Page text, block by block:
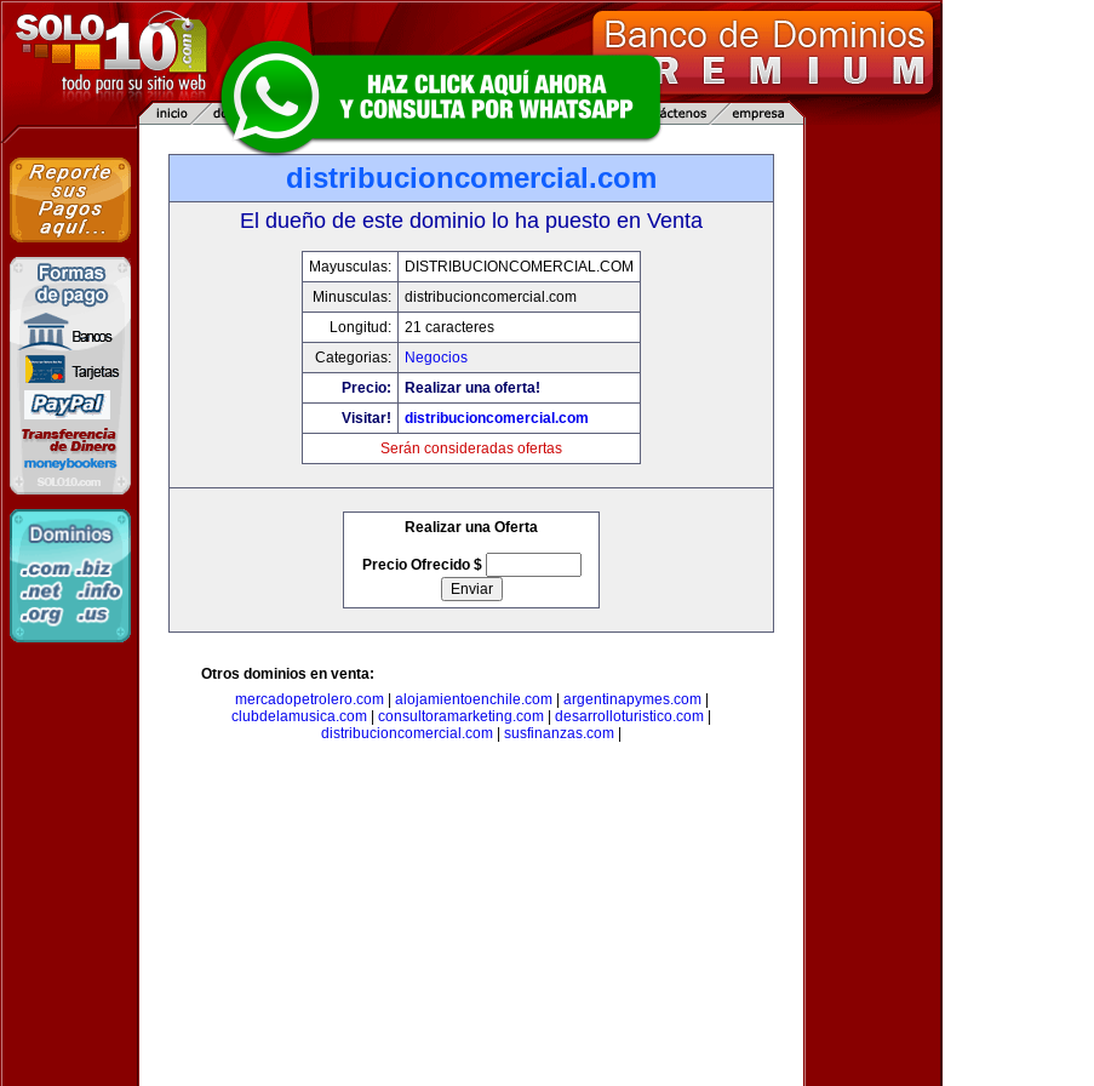
distribucioncomercial.com
El dueño de este dominio lo ha puesto en Venta
Mayusculas:
DISTRIBUCIONCOMERCIAL.COM
Minusculas:
distribucioncomercial.com
Longitud:
21 caracteres
Categorias:
Negocios
Precio:
Realizar una oferta!
Visitar!
distribucioncomercial.com
Serán consideradas ofertas
Realizar una Oferta
Precio Ofrecido $
Otros dominios en venta:
mercadopetrolero.com| alojamientoenchile.com| argentinapymes.com|
clubdelamusica.com
consultoramarketing.com desarrolloturistico.com
distribucioncomercial.com
susfinanzas.com